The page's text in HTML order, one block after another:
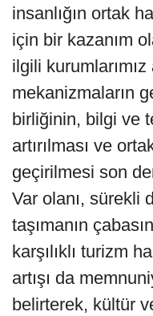
insanlığın ortak
için bir kazanım
ilgili kurumlarımız
mekanizmaların
birliğinin, bilgi ve
artırılması ve
geçirilmesi son
Var olanı, sürekli
taşımanın
karşılıklı turizm
artışı da
belirterek, kültür